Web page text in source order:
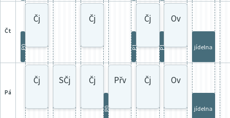
čt
Čj Čj Čj Ov
P0 P1 P1 jídelna
pá
Čj SČj Čj Přv Čj Ov
P0 jídelna